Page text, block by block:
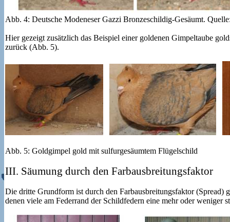
Abb. 4: Deutsche Modeneser Gazzi Bronzeschildig-Gesäumt.
Hier gezeigt zusätzlich das Beispiel einer goldenen Gimpeltaube
zurück (Abb. 5).
Abb. 5: Goldgimpel gold mit sulfurgesäumtem Flügelschild
III. Säumung durch den Farbausbreitungsfaktor
Die dritte Grundform ist durch den Farbausbreitungsfaktor (Spread)
denen viele am Federrand der Schildfedern eine mehr oder